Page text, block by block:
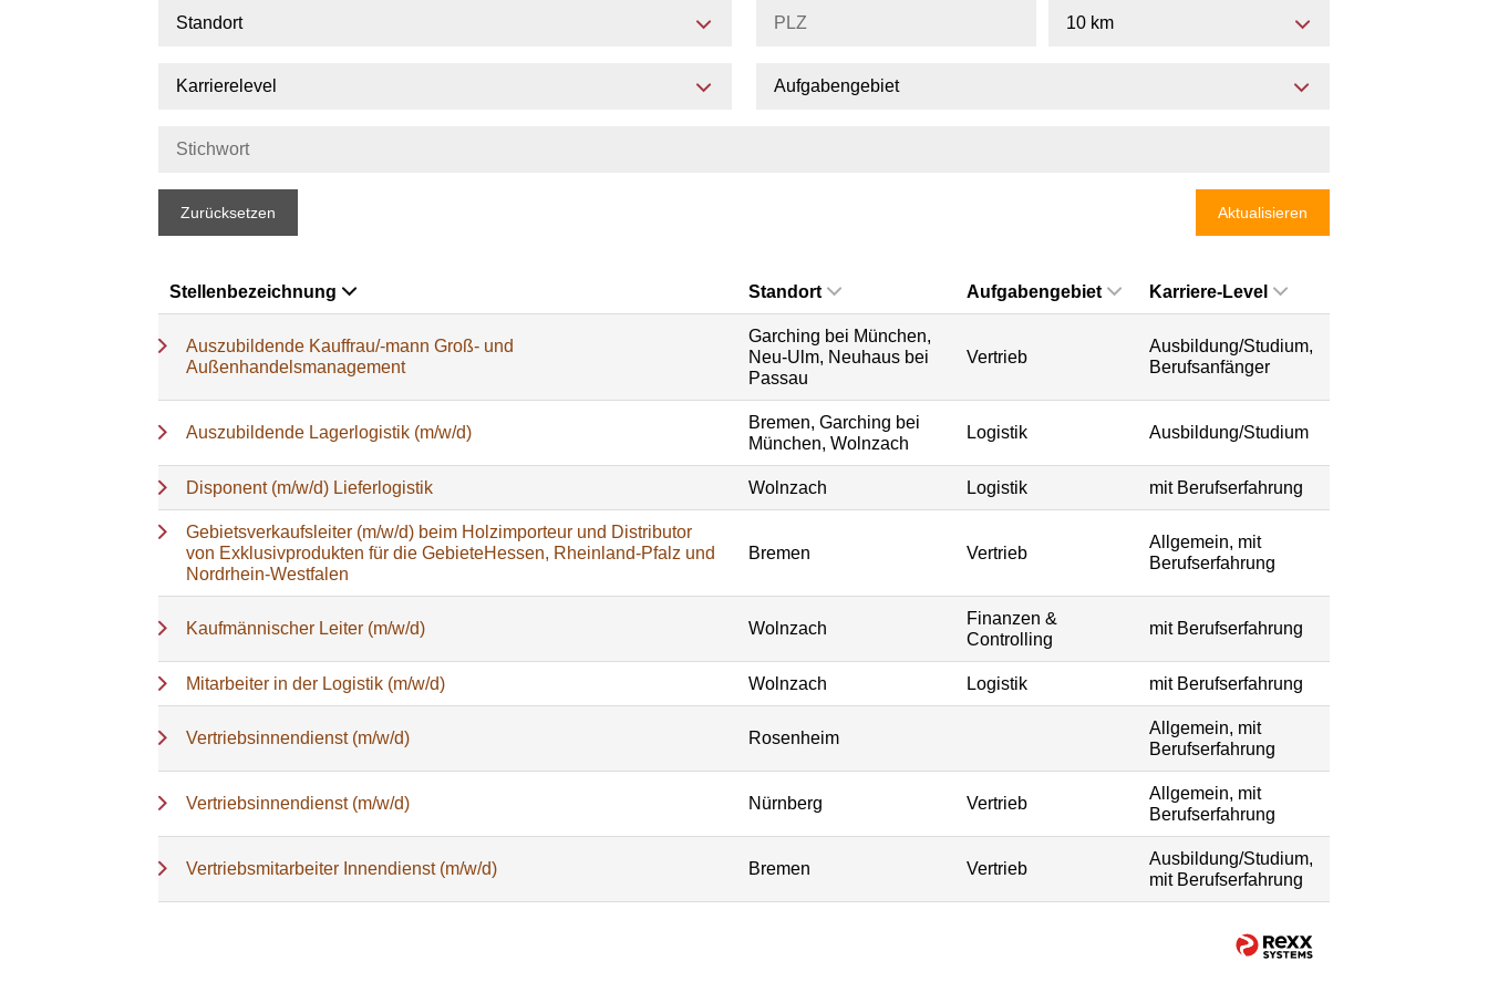
Standort 10 km
Karrierelevel Aufgabengebiet
Zurücksetzen Aktualisieren
Stellenbezeichnung Standort Aufgabengebiet Karriere-Level
Auszubildende Kauffrau/-mann Groß- und
Außenhandelsmanagement
Garching bei München,
Neu-Ulm, Neuhaus bei
Passau
Vertrieb
Ausbildung/Studium,
Berufsanfänger
Auszubildende Lagerlogistik (m/w/d)
Bremen, Garching bei
München, Wolnzach
Logistik Ausbildung/Studium
Disponent (m/w/d) Lieferlogistik Wolnzach Logistik mit Berufserfahrung
Gebietsverkaufsleiter (m/w/d) beim Holzimporteur und Distributor
von Exklusivprodukten für die GebieteHessen, Rheinland-Pfalz und
Nordrhein-Westfalen
Bremen Vertrieb
Allgemein, mit
Berufserfahrung
Kaufmännischer Leiter (m/w/d) Wolnzach
Finanzen &
Controlling
mit Berufserfahrung
Mitarbeiter in der Logistik (m/w/d) Wolnzach Logistik mit Berufserfahrung
Vertriebsinnendienst (m/w/d) Rosenheim
Allgemein, mit
Berufserfahrung
Vertriebsinnendienst (m/w/d) Nürnberg Vertrieb
Allgemein, mit
Berufserfahrung
Vertriebsmitarbeiter Innendienst (m/w/d) Bremen Vertrieb
Ausbildung/Studium,
mit Berufserfahrung